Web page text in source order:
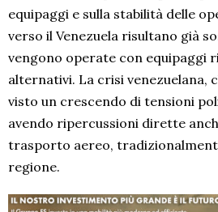
equipaggi e sulla stabilità delle
verso il Venezuela risultano già
vengono operate con equipaggi
alternativi. La crisi venezuelana,
visto un crescendo di tensioni
avendo ripercussioni dirette
trasporto aereo,
regione.